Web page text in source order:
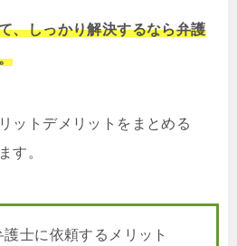
、しっかり解決するなら弁護
ットデメリットをまとめる
す。
護士に依頼するメリット